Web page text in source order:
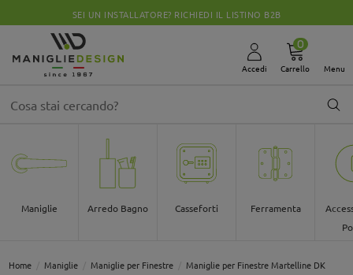
SEI UN INSTALLATORE? RICHIEDI IL LISTINO B2B
Accedi
0
Carrello Menu
Maniglie Arredo Bagno Casseforti Ferramenta
Home Maniglie Maniglie per Finestre
Maniglie per Finestre Martelline DK